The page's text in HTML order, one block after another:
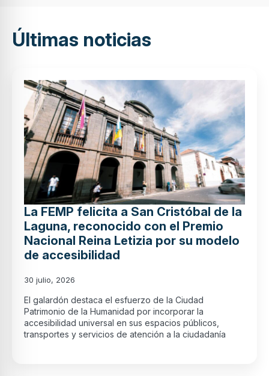
Últimas noticias
La FEMP felicita a San Cristóbal de la
Laguna, reconocido con el Premio
Nacional Reina Letizia por su modelo
de accesibilidad
30 julio, 2026
El galardón destaca el esfuerzo de la Ciudad
Patrimonio de la Humanidad por incorporar la
accesibilidad universal en sus espacios públicos,
transportes y servicios de atención a la ciudadanía